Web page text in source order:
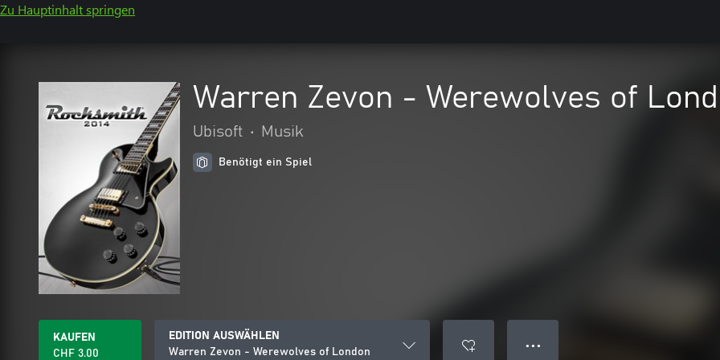
Zu Hauptinhalt springen
Warren Zevon - Werewolves of
Ubisoft • Musik
Benötigt ein Spiel
KAUFEN
CHF 3.00
EDITION AUSWÄHLEN
Warren Zevon - Werewolves of London
● ● ●